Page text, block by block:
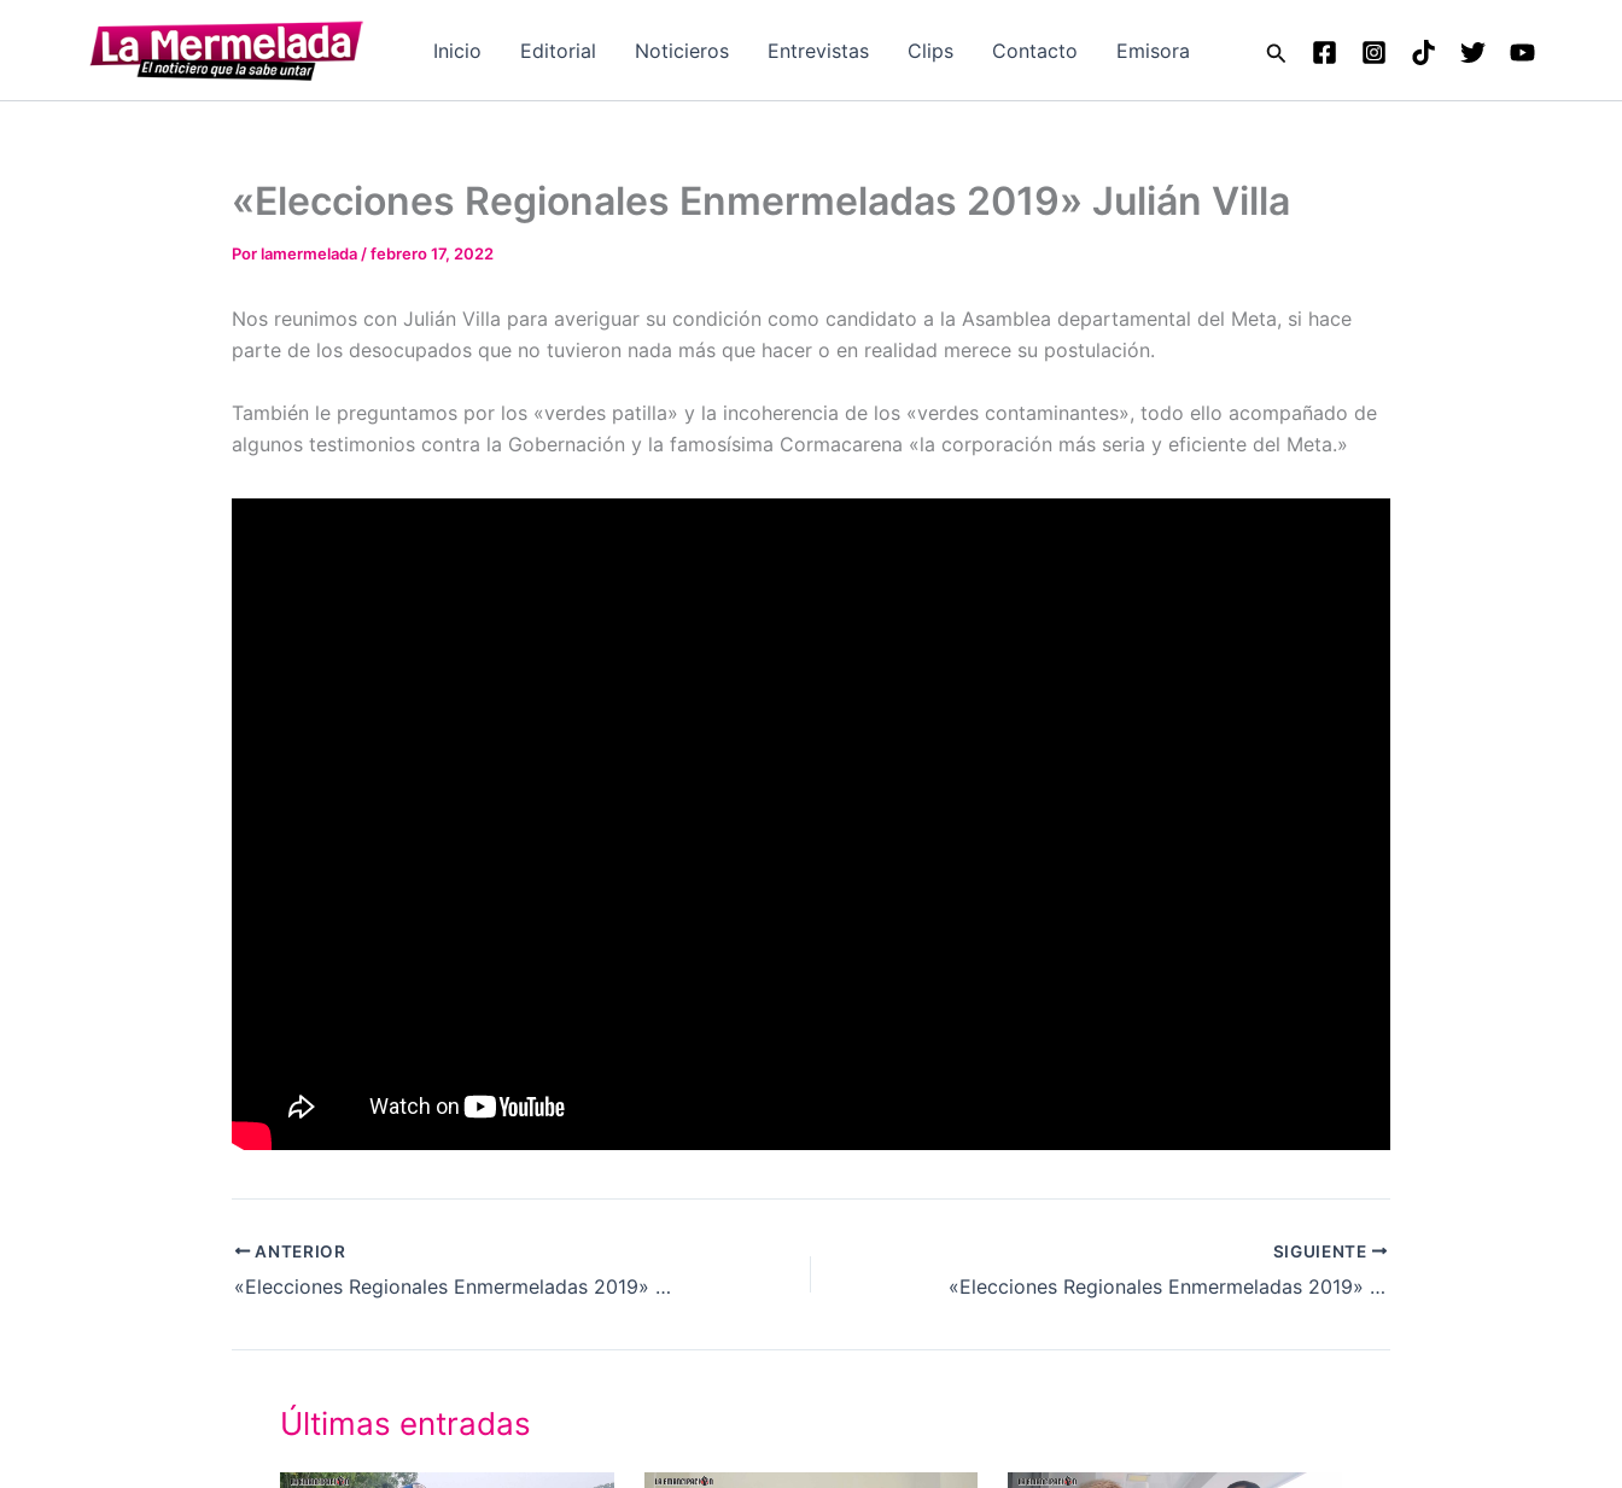
Inicio Editorial Noticieros Entrevistas Clips Contacto Emisora Buscar
«Elecciones Regionales Enmermeladas 2019» Julián Villa
Porlamermelada/febrero 17, 2022
Nos reunimos con Julián Villa para averiguar su condición como candidato a la Asamblea departamental del Meta, si hace
parte de los desocupados que no tuvieron nada más que hacer o en realidad merece su postulación.
También le preguntamos por los «verdes patilla» y la incoherencia de los «verdes contaminantes», todo ello acompañado de
algunos testimonios contra la Gobernación y la famosísima Cormacarena «la corporación más seria y eficiente del Meta.»
ANTERIOR
«Elecciones Regionales Enmermeladas 2019» Arley Artega
SIGUIENTE
«Elecciones Regionales Enmermeladas 2019» Paola Nieto
Últimas entradas